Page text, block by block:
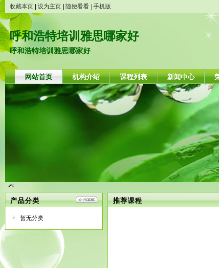
收藏本页 设为主页 随便看看 手机版
呼和浩特培训雅思哪家好
呼和浩特培训雅思哪家好
网站首页 机构介绍 课程列表 新闻中心
产品分类
暂无分类
推荐课程